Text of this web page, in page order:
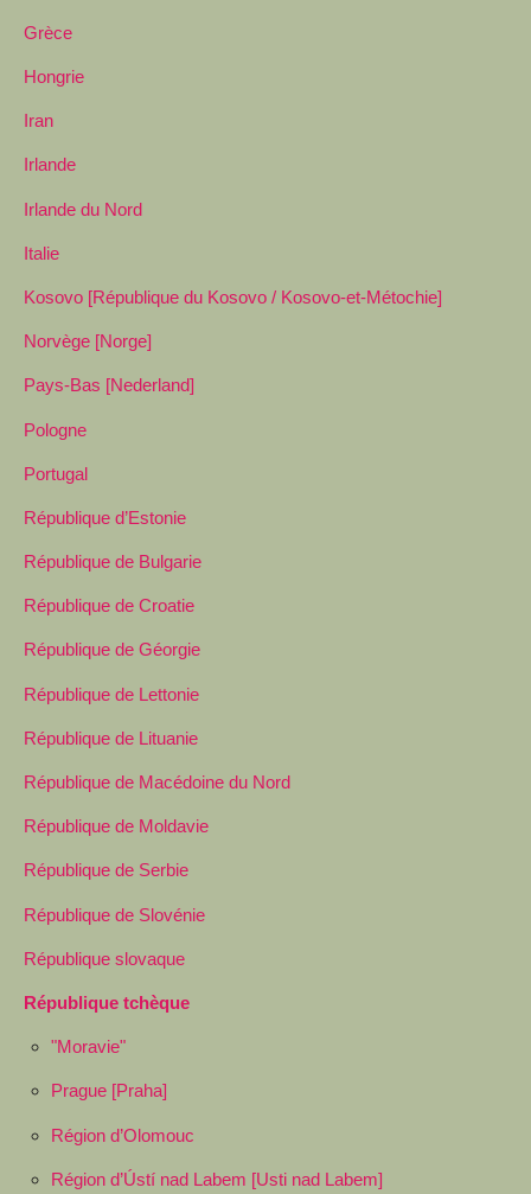
Grèce
Hongrie
Iran
Irlande
Irlande du Nord
Italie
Kosovo [République du Kosovo / Kosovo-et-Métochie]
Norvège [Norge]
Pays-Bas [Nederland]
Pologne
Portugal
République d’Estonie
République de Bulgarie
République de Croatie
République de Géorgie
République de Lettonie
République de Lituanie
République de Macédoine du Nord
République de Moldavie
République de Serbie
République de Slovénie
République slovaque
République tchèque
"Moravie"
Prague [Praha]
Région d’Olomouc
Région d’Ústí nad Labem [Usti nad Labem]